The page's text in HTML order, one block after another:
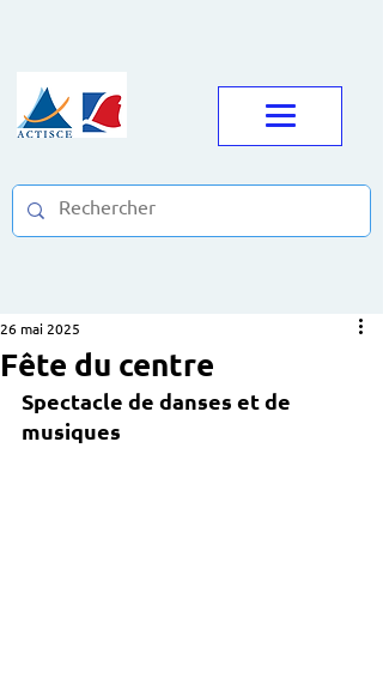
Fête du centre
26 mai 2025
Spectacle de danses et de
musiques